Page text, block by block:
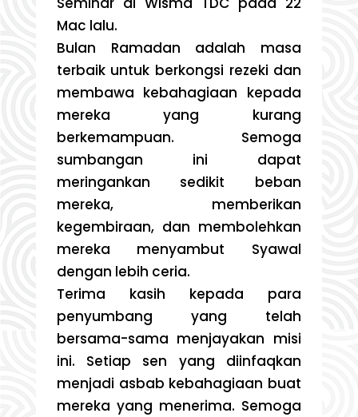
Mac lalu.
Bulan Ramadan adalah masa
terbaik untuk berkongsi rezeki dan
membawa kebahagiaan kepada
mereka yang kurang
berkemampuan. Semoga
sumbangan ini dapat
meringankan sedikit beban
mereka, memberikan
kegembiraan, dan membolehkan
mereka menyambut Syawal
dengan lebih ceria.
Terima kasih kepada para
penyumbang yang telah
bersama-sama menjayakan misi
ini. Setiap sen yang diinfaqkan
menjadi asbab kebahagiaan buat
mereka yang menerima. Semoga